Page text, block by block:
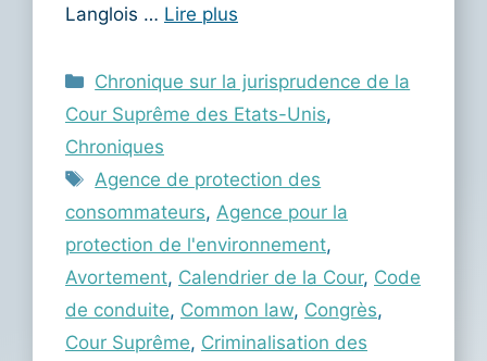
Langlois … Lire plus
Catégories
Chronique sur la jurisprudence de la
Cour Suprême des Etats-Unis,
Chroniques
Étiquettes
Agence de protection des
consommateurs, Agence pour la
protection de l'environnement,
Avortement, Calendrier de la Cour, Code
de conduite, Common law, Congrès,
Cour Suprême, Criminalisation des